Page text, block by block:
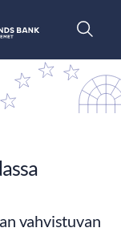
vahvistuvan